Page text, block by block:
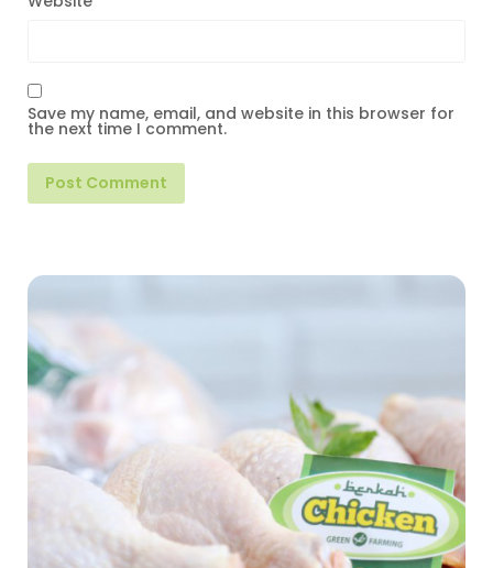
Save my name, email, and website in this browser for
the next time I comment.